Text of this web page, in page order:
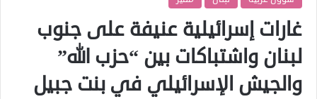
غارات إسرائيلية عنيفة على جنوب
لبنان واشتباكات بين “حزب الله”
والجيش الإسرائيلي في بنت جبيل